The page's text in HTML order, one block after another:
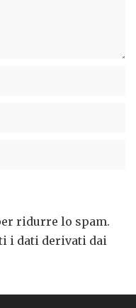
ridurre lo spam.
i dati derivati dai